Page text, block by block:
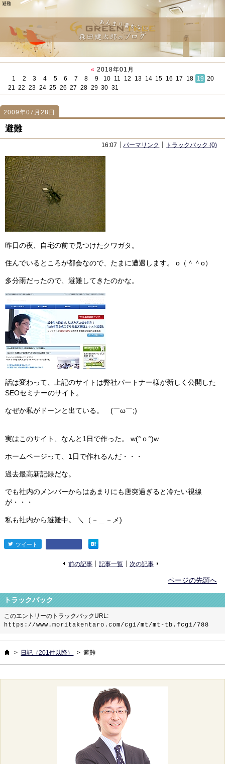
避難
« 2018年01月
1
2 3 4 5 6 7 8 9 10 11 12 13 14 15 16 17 18 19 20
21 22 23 24 25 26 27 28 29 30 31
2009年07月28日
避難
16:07 パーマリンク トラックバック (0)
昨日の夜、自宅の前で見つけたクワガタ。
住んでいるところが都会なので、たまに遭遇します。 o（＾＾o）
多分雨だったので、避難してきたのかな。
話は変わって、上記のサイトは弊社パートナー様が新しく公開した
SEOセミナーのサイト。
なぜか私がドーンと出ている。 (￣ω￣;)
実はこのサイト、なんと1日で作った。 w(°ｏ°)w
ホームページって、1日で作れるんだ・・・
過去最高新記録だな。
でも社内のメンバーからはあまりにも唐突過ぎると冷たい視線
が・・・
私も社内から避難中。 ＼（－＿－メ)
entry810
ツイート
«
前の記事
「Yahoo!(YST)のインデキシング変更？(2009年7月25日)」
記事一覧 次の記事
「SEO塾 石崎先生との会食」
ページの先頭へ
トラックバック
このエントリーのトラックバックURL:
https://www.moritakentaro.com/cgi/mt/mt-tb.fcgi/788
ホーム
> 日記（201件以降） > 避難